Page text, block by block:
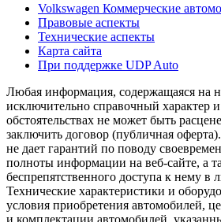
Volkswagen Коммерческие
Правовые аспекты
Технические аспекты
Карта сайта
При поддержке UDP Auto
Любая информация, содержащаяся на
исключительно справочный характер
обстоятельствах не может быть
заключить договор (публичная
не дает гарантий по поводу
полноты информации на веб-сайте, а
беспрепятственного доступа к нему в
Технические характеристики и
условия приобретения автомобилей,
и комплектации автомобилей,